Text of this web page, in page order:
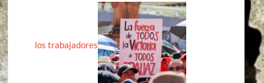
los trabajadores